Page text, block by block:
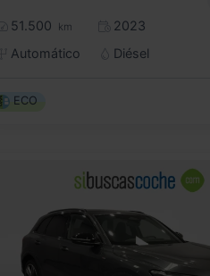
51.500 km
2023
Automático
Diésel
ECO